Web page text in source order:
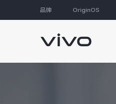
品牌 OriginOS